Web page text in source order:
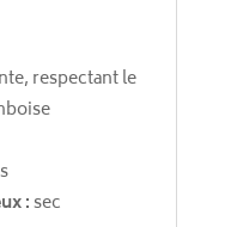
respectant le
:sec